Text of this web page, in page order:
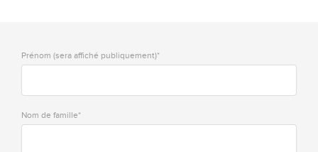
Prénom (sera affiché publiquement)*
Nom de famille*